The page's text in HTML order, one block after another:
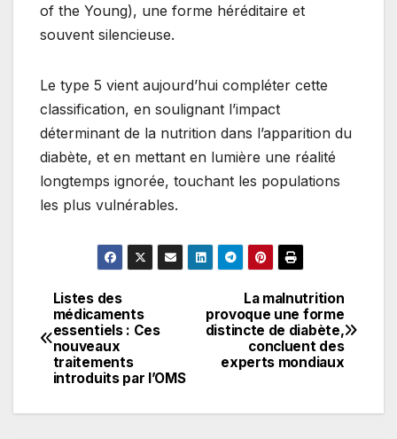
of the Young), une forme héréditaire et
souvent silencieuse.
Le type 5 vient aujourd’hui compléter cette
classification, en soulignant l’impact
déterminant de la nutrition dans l’apparition du
diabète, et en mettant en lumière une réalité
longtemps ignorée, touchant les populations
les plus vulnérables.
Navigation
de
l’article
La malnutrition
provoque une forme
distincte de diabète,
concluent des
experts mondiaux
Listes des
médicaments
essentiels : Ces
nouveaux
traitements
introduits par l’OMS